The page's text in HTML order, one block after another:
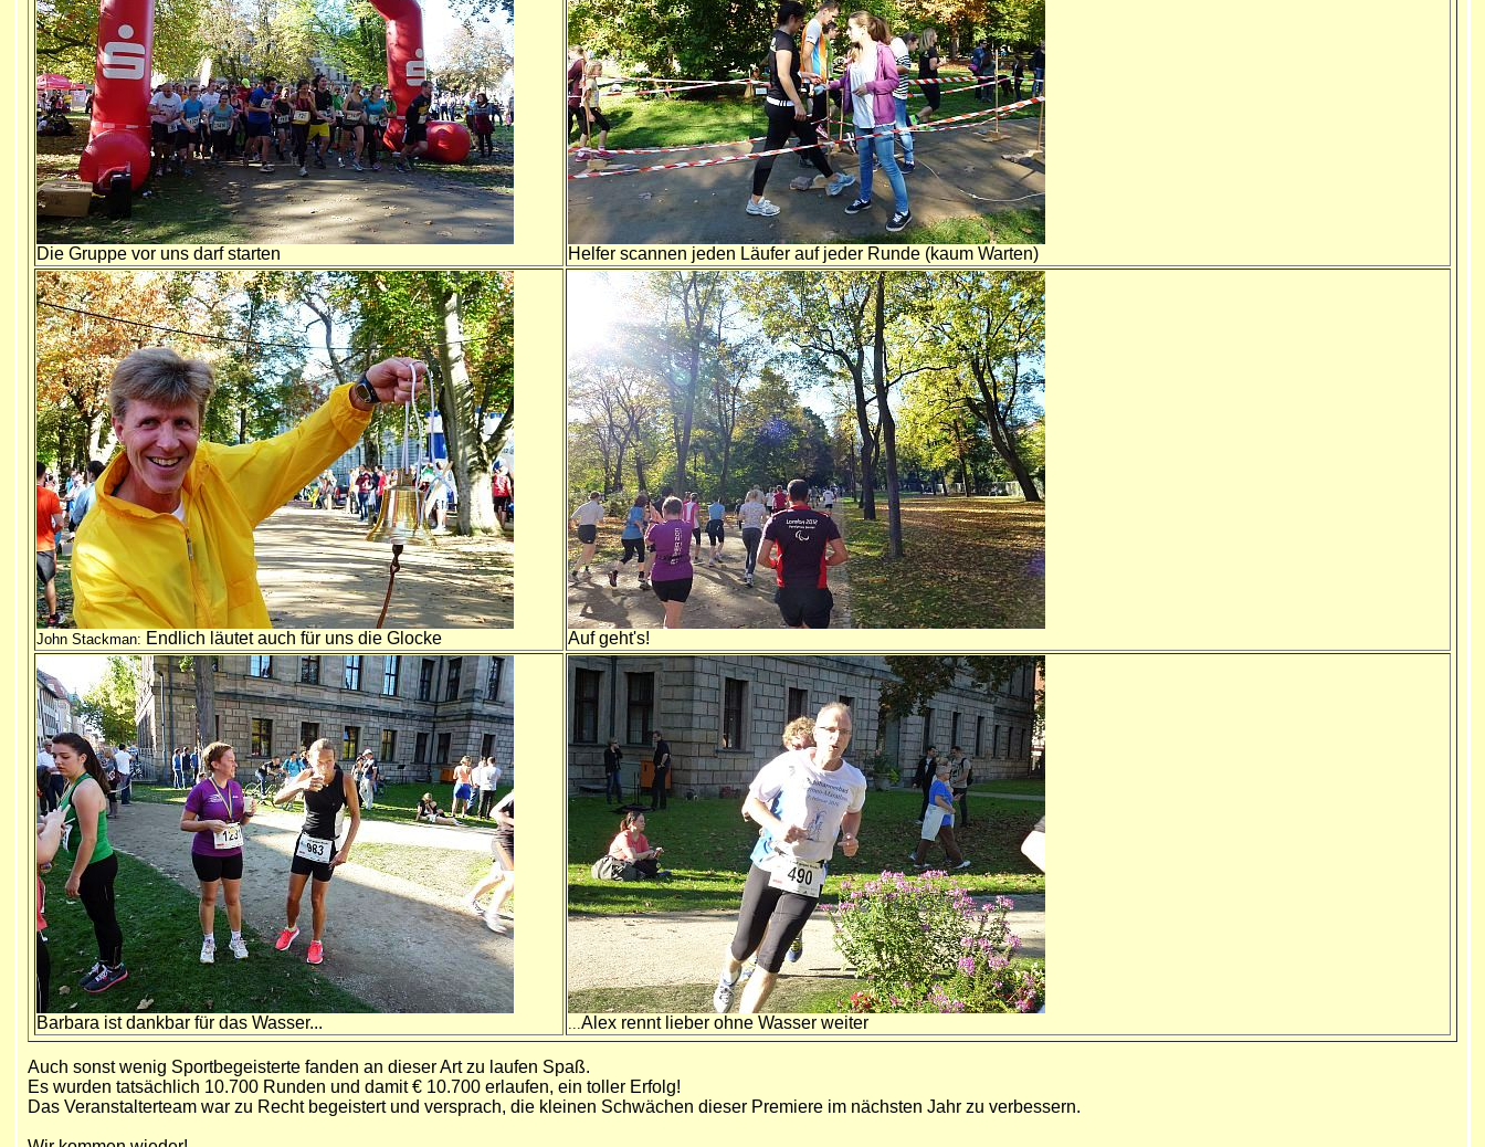
Die Gruppe vor uns darf starten Helfer scannen jeden Läufer auf jeder Runde (kaum Warten)
John Stackman: Endlich läutet auch für uns die Glocke Auf geht's!
Barbara ist dankbar für das Wasser... ...Alex rennt lieber ohne Wasser weiter
Auch sonst wenig Sportbegeisterte fanden an dieser Art zu laufen Spaß.
Es wurden tatsächlich 10.700 Runden und damit € 10.700 erlaufen, ein toller Erfolg!
Das Veranstalterteam war zu Recht begeistert und versprach, die kleinen Schwächen dieser Premiere im nächsten Jahr zu verbessern.